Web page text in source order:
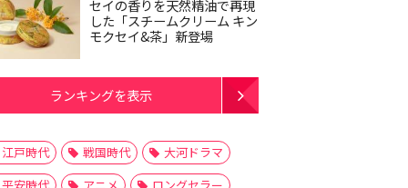
セイの香りを天然精油で再現
した「スチームクリーム キン
モクセイ&茶」新登場
ランキングを表示
江戸時代 戦国時代
大河ドラマ